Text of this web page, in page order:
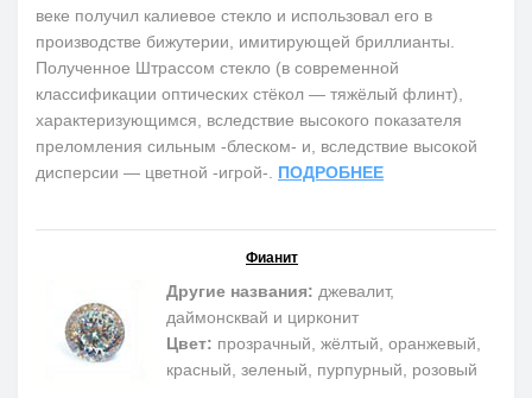
веке получил калиевое стекло и использовал его в
производстве бижутерии, имитирующей бриллианты.
Полученное Штрассом стекло (в современной
классификации оптических стёкол — тяжёлый флинт),
характеризующимся, вследствие высокого показателя
преломления сильным -блеском- и, вследствие высокой
дисперсии — цветной -игрой-. ПОДРОБНЕЕ
Фианит
Другие названия: джевалит,
даймонсквай и цирконит
Цвет: прозрачный, жёлтый, оранжевый,
красный, зеленый, пурпурный, розовый